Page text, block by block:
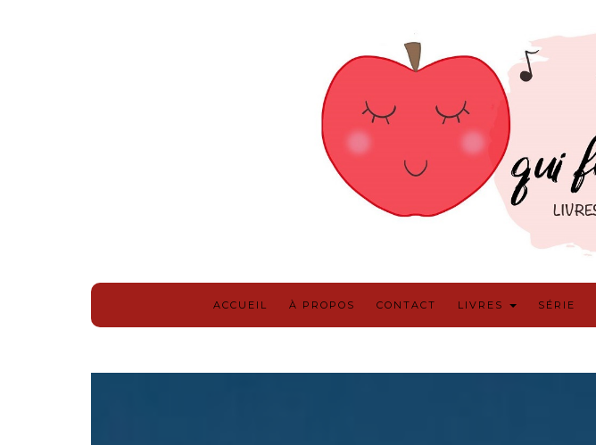
ACCUEIL À PROPOS CONTACT LIVRES SÉRIE